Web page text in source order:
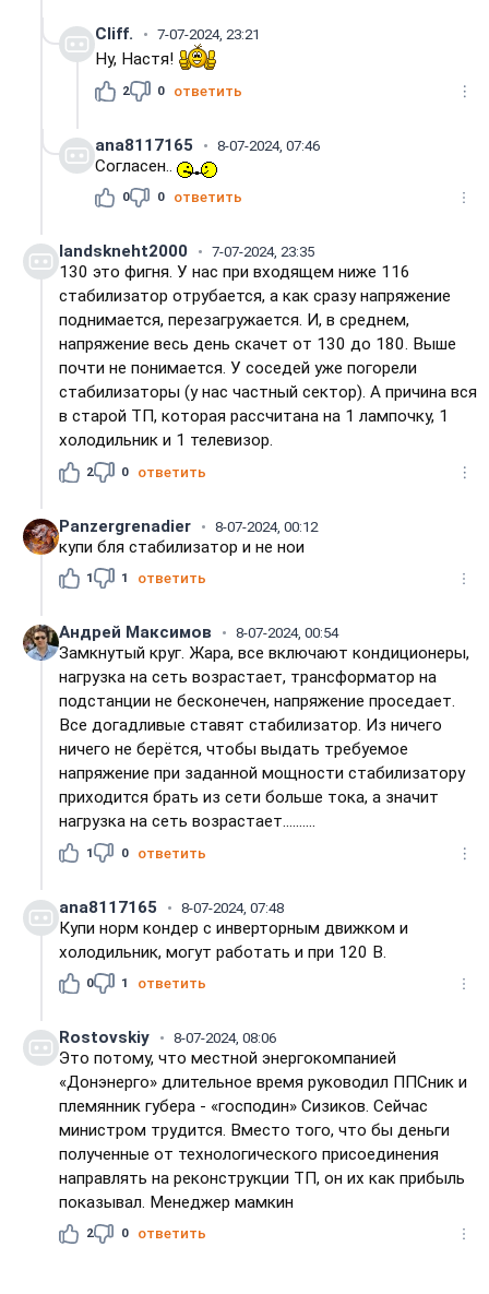
Cliff. 7-07-2024, 23:21
Ну, Настя!
2 0 ответить
ana8117165 8-07-2024, 07:46
Согласен..
0 0 ответить
landskneht2000 7-07-2024, 23:35
130 это фигня. У нас при входящем ниже 116
стабилизатор отрубается, а как сразу напряжение
поднимается, перезагружается. И, в среднем,
напряжение весь день скачет от 130 до 180. Выше
почти не понимается. У соседей уже погорели
стабилизаторы (у нас частный сектор). А причина вся
в старой ТП, которая рассчитана на 1 лампочку, 1
холодильник и 1 телевизор.
2 0 ответить
Panzergrenadier 8-07-2024, 00:12
купи бля стабилизатор и не нои
1 1 ответить
Андрей Максимов 8-07-2024, 00:54
Замкнутый круг. Жара, все включают кондиционеры,
нагрузка на сеть возрастает, трансформатор на
подстанции не бесконечен, напряжение проседает.
Все догадливые ставят стабилизатор. Из ничего
ничего не берётся, чтобы выдать требуемое
напряжение при заданной мощности стабилизатору
приходится брать из сети больше тока, а значит
нагрузка на сеть возрастает..........
1 0 ответить
ana8117165 8-07-2024, 07:48
Купи норм кондер с инверторным движком и
холодильник, могут работать и при 120 В.
0 1 ответить
Rostovskiy 8-07-2024, 08:06
Это потому, что местной энергокомпанией
«Донэнерго» длительное время руководил ППСник и
племянник губера - «господин» Сизиков. Сейчас
министром трудится. Вместо того, что бы деньги
полученные от технологического присоединения
направлять на реконструкции ТП, он их как прибыль
показывал. Менеджер мамкин
2 0 ответить